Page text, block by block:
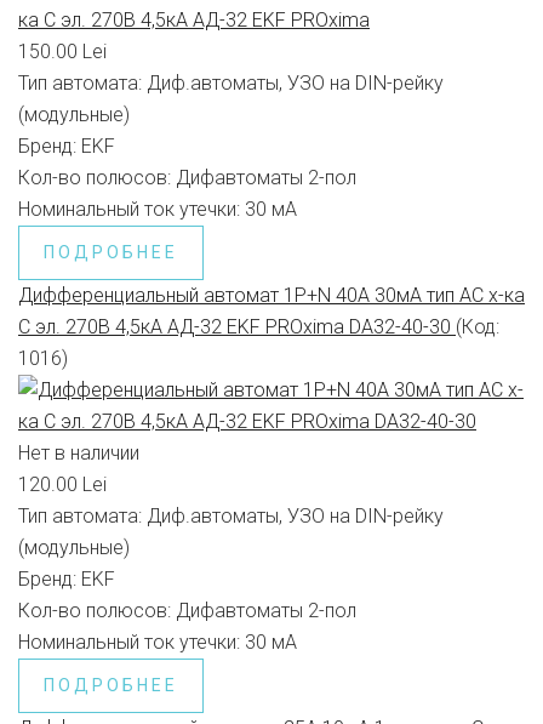
150.00 Lei
Тип автомата: Диф.автоматы, УЗО на DIN-рейку
(модульные)
Бренд: EKF
Кол-во полюсов: Дифавтоматы 2-пол
Номинальный ток утечки: 30 мА
ПОДРОБНЕЕ
Дифференциальный автомат 1P+N 40А 30мА тип АС х-ка
C эл. 270В 4,5кА АД-32 EKF PROxima DA32-40-30 (Код:
1016)
Нет в наличии
120.00 Lei
Тип автомата: Диф.автоматы, УЗО на DIN-рейку
(модульные)
Бренд: EKF
Кол-во полюсов: Дифавтоматы 2-пол
Номинальный ток утечки: 30 мА
ПОДРОБНЕЕ